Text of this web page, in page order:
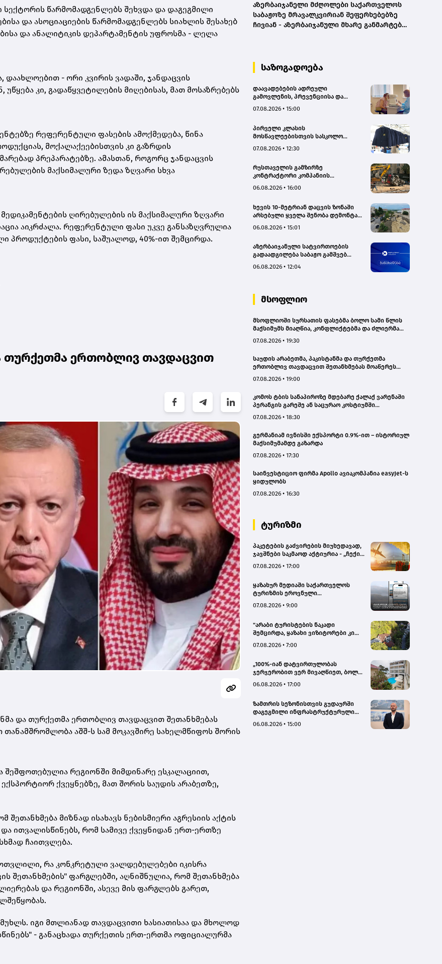
წარმომადგენლებს შეხვდა და დაგეგმილი
და ასოციაციების წარმომადგენლებს სიახლის შესახებ
და ანალიტიკის დეპარტამენტის უფროსმა - ლელა
- ორი კვირის ვადაში, ჯანდაცვის
კი, გადაწყვეტილების მიღებისას, მათ მოსაზრებებს
რეფერენტული ფასების ამოქმედება, წინა
მოქალაქეებისთვის კი გაზრდის
პრეპარატებზე. ამასთან, როგორც ჯანდაცვის
მაქსიმალური ზედა ზღვარი სხვა
ღირებულების ის მაქსიმალური ზღვარი
აიკრძალა. რეფერენტული ფასი უკვე განსაზღვრულია
პროდუქტების ფასი, საშუალოდ, 40%-ით შემცირდა.
თურქეთმა ერთობლივ თავდაცვით
და თურქეთმა ერთობლივ თავდაცვით შეთანხმებას
თანამშრომლობა აშშ-ს სამ მოკავშირე სახელმწიფოს შორის
შეშფოთებულია რეგიონში მიმდინარე ესკალაციით,
ქვეყნებზე, მათ შორის საუდის არაბეთზე,
შეთანხმება მიზნად ისახავს ნებისმიერი აგრესიის აქტის
ითვალისწინებს, რომ სამივე ქვეყნიდან ერთ-ერთზე
ჩაითვლება.
რა კონკრეტული ვალდებულებები იკისრა
შეთანხმების" ფარგლებში, აღნიშნულია, რომ შეთანხმება
და რეგიონში, ასევე მის ფარგლებს გარეთ,
იგი მთლიანად თავდაცვითი ხასიათისაა და მხოლოდ
- განაცხადა თურქეთის ერთ-ერთმა ოფიციალურმა
აზერბაიჯანელი მძღოლები საქართველოს
საბაჟოზე მრავალკვირიან შეფერხებებზე
ჩივიან - აზერბაიჯანული მხარე განმარტებას
საზოგადოება
დაავადებების ადრეული
გამოვლენის, პრევენციისა და
მომსახურებაზე ხელმისაწვდომობის
დედოფლისწყაროში, სამედიცინო
სკრინინგი გაიმართა – ჯანდაცვის
სამინისტრო
07.08.2026 • 15:00
პირველი კლასის
მოსწავლეებისთვის სასკოლო
სექტემბრის პერიოდში
07.08.2026 • 12:30
რუსთაველის გამზირზე
კონტრაქტორი კომპანიის
ახლოს იმოძრავა, რამაც ნიადაგის
გამოიწვია, გადაბრუნდა
ავტომანქანა - თვითმცლელში
იმყოფებოდა მცირეწლოვანი ბავშვი
06.08.2026 • 16:00
ხევის 10-მეტრიან დაცვის ზონაში
არსებული ყველა შენობა დემონტაჟს
06.08.2026 • 15:01
აზერბაიჯანული სატვირთოების
გადაადგილება საბაჟო გამშვებ
მიმდინარეობს- შემოსავლების
06.08.2026 • 12:04
მსოფლიო
მსოფლიოში სურსათის ფასებმა ბოლო სამი წლის
მაქსიმუმს მიაღწია, კონფლიქტებმა და ძლიერმა
„გარდიანი“
07.08.2026 • 19:30
საუდის არაბეთმა, პაკისტანმა და თურქეთმა
ერთობლივ თავდაცვით შეთანხმებას მოაწერეს
07.08.2026 • 19:00
კომოს ტბის სანაპიროზე მდებარე ქალაქ ვარენაში
პერანგის გარეშე ან საცურაო კოსტიუმში
მოუწევთ
07.08.2026 • 18:30
გერმანიამ ივნისში ექსპორტი 0.9%-ით – ისტორიულ
მაქსიმუმამდე გაზარდა
07.08.2026 • 17:30
საინვესტიციო ფირმა Apollo ავიაკომპანია easyJet-ს
ყიდულობს
07.08.2026 • 16:30
ტურიზმი
პაკეტების გაძვირების მიუხედავად,
ჯავშნები საკმაოდ აქტიურია - „ჩექინ
07.08.2026 • 17:00
ყაზახურ მედიაში საქართველოს
ტურიზმის ეროვნული
კამპანიის ფარგლებში სტატიები
07.08.2026 • 9:00
"არაბი ტურისტების ნაკადი
შემცირდა, ყაზახი ვიზიტორები კი
Hotel
07.08.2026 • 7:00
„100%-იან დატვირთულობას
ჯერჯერობით ვერ მივაღწიეთ, ბოლო
გაუქმდა“ - Kobuleti Beach Club
06.08.2026 • 17:00
ზამთრის სეზონისთვის გუდაურში
დაგეგმილი ინფრასტრუქტურული
გუდაურის ტურისტული
06.08.2026 • 15:00